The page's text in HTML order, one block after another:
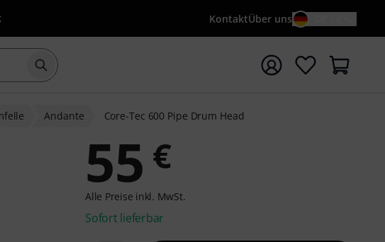
KontaktÜber uns
Suche mit Suchwort {searchTerm} starten
Andante Core-Tec 600 Pipe Drum Head
55 €
Alle Preise inkl. MwSt.
Sofort lieferbar